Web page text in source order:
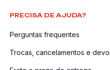
PRECISA DE AJUDA?
Perguntas frequentes
Trocas, cancelamentos e